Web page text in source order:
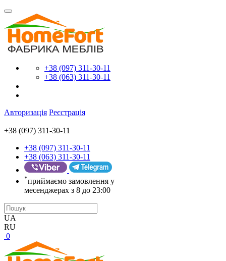
+38 (097) 311-30-11
+38 (063) 311-30-11
Авторизація Реєстрація
+38 (097) 311-30-11
+38 (097) 311-30-11
+38 (063) 311-30-11
*приймаємо замовлення у
месенджерах з 8 до 23:00
UA
RU
0